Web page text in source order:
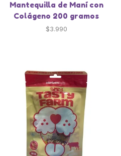
Mantequilla de Maní con
Colágeno 200 gramos
$3.990